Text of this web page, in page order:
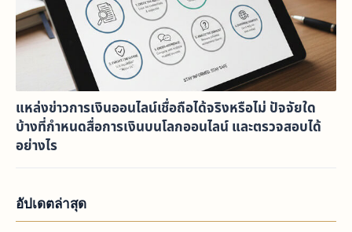
แหล่งข่าวการเงินออนไลน์เชื่อถือได้จริงหรือไม่ ปัจจัยใด
บ้างที่กำหนดสื่อการเงินบนโลกออนไลน์ และตรวจสอบได้
อย่างไร
อัปเดตล่าสุด